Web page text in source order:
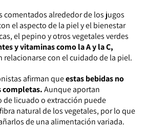
comentados alrededor de los jugos
el aspecto de la piel y el bienestar
el pepino y otros vegetales verdes
y vitaminas como la A y la C,
relacionarse con el cuidado de la piel.
afirman queestas bebidas no
completas.Aunque aportan
de licuado o extracción puede
natural de los vegetales, por lo que
de una alimentación variada.